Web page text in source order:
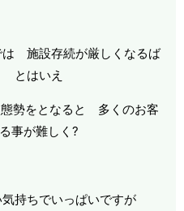
は 施設存続が厳しくなるば
とはいえ
勢をとなると 多くのお客
事が難しく?
持ちでいっぱいですが